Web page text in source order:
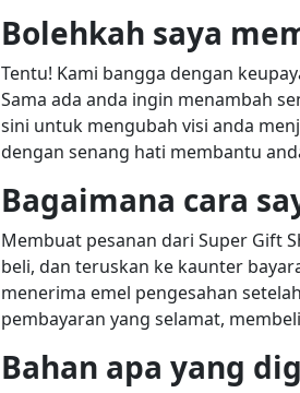
Bolehkah saya
Tentu! Kami bangga dengan
Sama ada anda ingin menambah
sini untuk mengubah visi anda
dengan senang hati membantu
Bagaimana cara
Membuat pesanan dari Super Gift
beli, dan teruskan ke kaunter
menerima emel pengesahan
pembayaran yang selamat,
Bahan apa yang